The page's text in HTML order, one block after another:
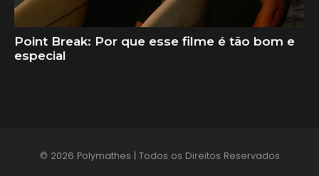
Point Break: Por que esse filme é tão bom e
especial
© 2026 Polymathes | Todos os Direitos Reservados